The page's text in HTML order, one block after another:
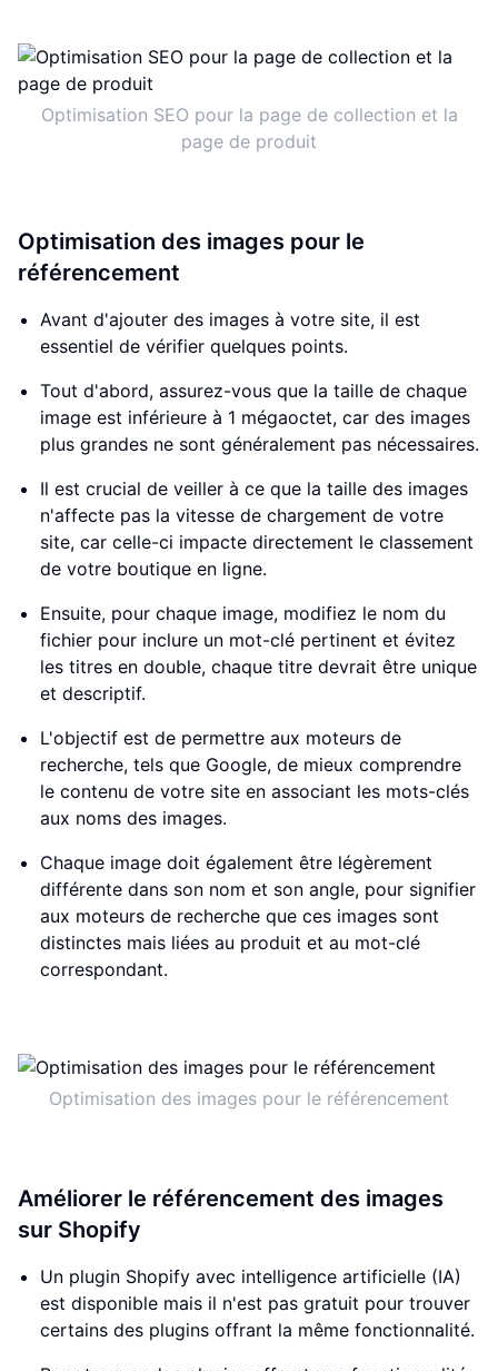
Optimisation SEO pour la page de collection et la
page de produit
Optimisation des images pour le
référencement
Avant d'ajouter des images à votre site, il est
essentiel de vérifier quelques points.
Tout d'abord, assurez-vous que la taille de chaque
image est inférieure à 1 mégaoctet, car des images
plus grandes ne sont généralement pas nécessaires.
Il est crucial de veiller à ce que la taille des images
n'affecte pas la vitesse de chargement de votre
site, car celle-ci impacte directement le classement
de votre boutique en ligne.
Ensuite, pour chaque image, modifiez le nom du
fichier pour inclure un mot-clé pertinent et évitez
les titres en double, chaque titre devrait être unique
et descriptif.
L'objectif est de permettre aux moteurs de
recherche, tels que Google, de mieux comprendre
le contenu de votre site en associant les mots-clés
aux noms des images.
Chaque image doit également être légèrement
différente dans son nom et son angle, pour signifier
aux moteurs de recherche que ces images sont
distinctes mais liées au produit et au mot-clé
correspondant.
Optimisation des images pour le référencement
Améliorer le référencement des images
sur Shopify
Un plugin Shopify avec intelligence artificielle (IA)
est disponible mais il n'est pas gratuit pour trouver
certains des plugins offrant la même fonctionnalité.